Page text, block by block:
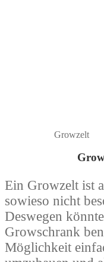
Growzelt
Ein Growzelt ist
sowieso nicht
Deswegen
Growschrank
Möglichkeit